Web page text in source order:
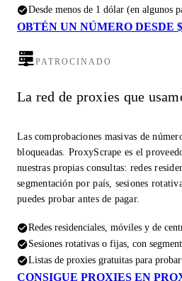
Desde menos de 1 dólar (en algunos
OBTÉN UN NÚMERO DESDE
PATROCINADO
La red de proxies que
Las comprobaciones masivas de
bloqueadas. ProxyScrape es el
nuestras propias consultas: redes
segmentación por país, sesiones
puedes probar antes de pagar.
Redes residenciales, móviles y de
Sesiones rotativas o fijas, con
Listas de proxies gratuitas para
CONSIGUE PROXIES EN